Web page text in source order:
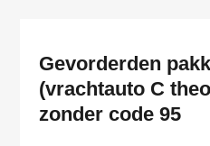
Gevorderden
(vrachtauto C
zonder code 95